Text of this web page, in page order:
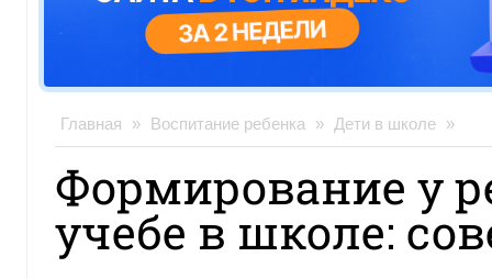
Главная » Воспитание ребенка » Дети в школе »
Формирование у
учебе в школе: